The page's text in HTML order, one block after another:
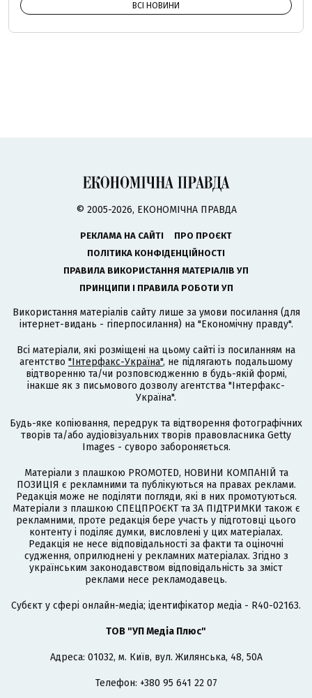
ВСІ НОВИНИ
© 2005-2026, ЕКОНОМІЧНА ПРАВДА
РЕКЛАМА НА САЙТІ
ПРО ПРОЄКТ
ПОЛІТИКА КОНФІДЕНЦІЙНОСТІ
ПРАВИЛА ВИКОРИСТАННЯ МАТЕРІАЛІВ УП
ПРИНЦИПИ І ПРАВИЛА РОБОТИ УП
Використання матеріалів сайту лише за умови посилання (для
інтернет-видань - гіперпосилання) на "Економічну правду".
Всі матеріали, які розміщені на цьому сайті із посиланням на
агентство "Інтерфакс-Україна", не підлягають подальшому
відтворенню та/чи розповсюдженню в будь-якій формі,
інакше як з письмового дозволу агентства "Інтерфакс-
Україна".
Будь-яке копіювання, передрук та відтворення фотографічних
творів та/або аудіовізуальних творів правовласника Getty
Images - суворо забороняється.
Матеріали з плашкою PROMOTED, НОВИНИ КОМПАНІЙ та
ПОЗИЦІЯ є рекламними та публікуються на правах реклами.
Редакція може не поділяти погляди, які в них промотуються.
Матеріали з плашкою СПЕЦПРОЄКТ та ЗА ПІДТРИМКИ також є
рекламними, проте редакція бере участь у підготовці цього
контенту і поділяє думки, висловлені у цих матеріалах.
Редакція не несе відповідальності за факти та оціночні
судження, оприлюднені у рекламних матеріалах. Згідно з
українським законодавством відповідальність за зміст
реклами несе рекламодавець.
Cубєкт у сфері онлайн-медіа; ідентифікатор медіа - R40-02163.
ТОВ "УП Медіа Плюс"
Адреса: 01032, м. Київ, вул. Жилянська, 48, 50А
Телефон: +380 95 641 22 07